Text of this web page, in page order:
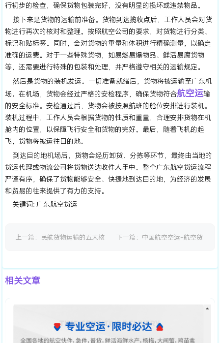
行初步的检查，确保货物包装完好，没有明显的损坏或违禁物品。
接下来是货物的运输前准备。货物到达揽收点后，工作人员会对货
物进行再次的核对和整理。按照航空公司的要求，对货物进行分类、
标记和贴标签。同时，会对货物的重量和体积进行精确测量，以确定
准确的运费。对于一些特殊货物，如易燃易爆物品、鲜活易腐货物
等，还需要进行特殊的包装和处理，并严格遵守相关的运输规定。
然后是货物的装机发运。一切准备就绪后，货物将被运输至广东机
场。在机场，货物会经过严格的安检程序，确保货物符合航空运输
的安全标准。安检通过后，货物会被按照航班的舱位安排进行装机。
装机过程中，工作人员会根据货物的性质和重量，合理安排货物在机
舱内的位置，以保障飞行安全和货物的完好。最后，随着飞机的起
飞，货物将被运往目的地。
到达目的地机场后，货物会经历卸货、分拣等环节，最终由当地的
货运代理或物流公司将货物送达收件人手中。整个广东航空货运流程
严谨有序，确保了货物能够安全、快捷地到达目的地，为经济的发展
和贸易的往来提供了有力的支持。
关键词: 广东航空货运
上一篇：
民航货物运输的五大核
下一篇： 中国航空空运-航空货
相关文章